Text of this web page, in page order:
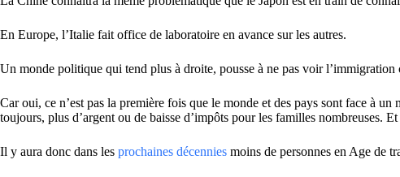
En Europe, l’Italie fait office de laboratoire en avance sur les autres.
Un monde politique qui tend plus à droite, pousse à ne pas voir
Car oui, ce n’est pas la première fois que le monde et des pays sont face à
toujours, plus d’argent ou de baisse d’impôts pour les familles nombreuses.
Il y aura donc dans les prochaines décennies moins de personnes en Age de